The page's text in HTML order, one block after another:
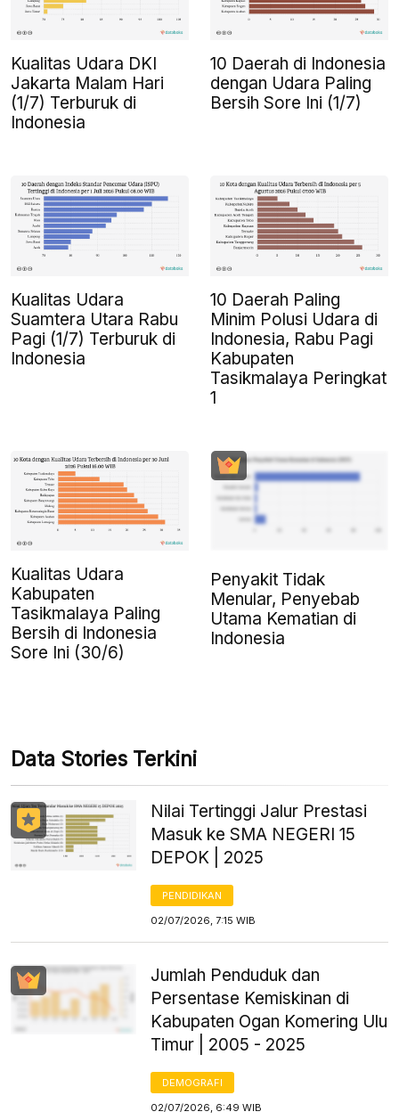
Kualitas Udara DKI
Jakarta Malam Hari
(1/7) Terburuk di
Indonesia
10 Daerah di Indonesia
dengan Udara Paling
Bersih Sore Ini (1/7)
Kualitas Udara
Suamtera Utara Rabu
Pagi (1/7) Terburuk di
Indonesia
10 Daerah Paling
Minim Polusi Udara di
Indonesia, Rabu Pagi
Kabupaten
Tasikmalaya Peringkat
1
Kualitas Udara
Kabupaten
Tasikmalaya Paling
Bersih di Indonesia
Sore Ini (30/6)
Penyakit Tidak
Menular, Penyebab
Utama Kematian di
Indonesia
Data Stories Terkini
Nilai Tertinggi Jalur Prestasi
Masuk ke SMA NEGERI 15
DEPOK | 2025
PENDIDIKAN
02/07/2026, 7:15 WIB
Jumlah Penduduk dan
Persentase Kemiskinan di
Kabupaten Ogan Komering Ulu
Timur | 2005 - 2025
DEMOGRAFI
02/07/2026, 6:49 WIB